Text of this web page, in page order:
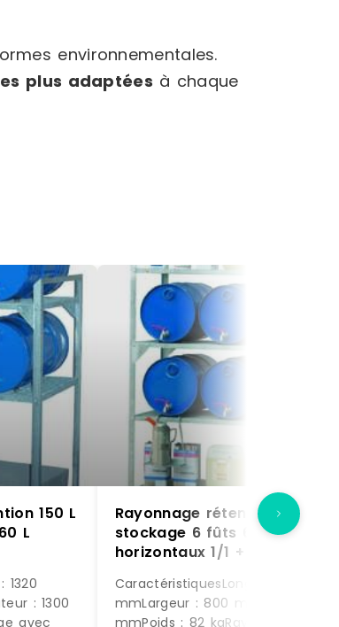
environnementales.
plus adaptées à chaque
150 L
L
1320
: 1300
avec
Rayonnage rétention 150 L –
stockage 6 fûts 60 L
horizontaux 1/1 + plan de
CaractéristiquesLongueur : 1320
mmLargeur : 800 mmHauteur :
mmPoids : 82 kgRayonnage pour